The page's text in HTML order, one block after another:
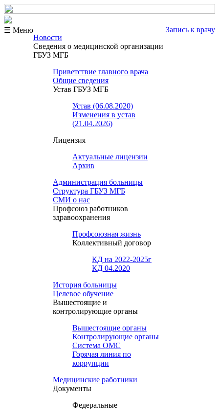
☰ Меню
Запись к врачу
Новости
Сведения о медицинской организации
ГБУЗ МГБ
Приветствие главного врача
Общие сведения
Устав ГБУЗ МГБ
Устав (06.08.2020)
Изменения в устав
(21.04.2026)
Лицензия
Актуальные лицензии
Архив
Администрация больницы
Структура ГБУЗ МГБ
СМИ о нас
Профсоюз работников
здравоохранения
Профсоюзная жизнь
Коллективный договор
КД на 2022-2025г
КД 04.2020
История больницы
Целевое обучение
Вышестоящие и
контролирующие органы
Вышестоящие органы
Контролирующие органы
Система ОМС
Горячая линия по
коррупции
Медицинские работники
Документы
Федеральные